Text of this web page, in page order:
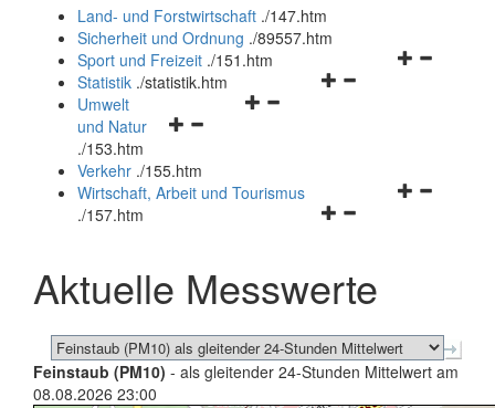
und
schließen
Land- und Forstwirtschaft ./147.htm
Sicherheit und Ordnung ./89557.htm
Navigationsmenü
Sport und Freizeit ./151.htm
Navigationsmenü
Statistik ./statistik.htm
Navigationsmenü
und
schließen
Umwelt
und Natur
./153.htm
Verkehr ./155.htm
Navigationsmenü
schließen
Wirtschaft, Arbeit und Tourismus
./157.htm
Aktuelle Messwerte
Feinstaub (PM10) - als gleitender 24-Stunden Mittelwert am
08.08.2026 23:00